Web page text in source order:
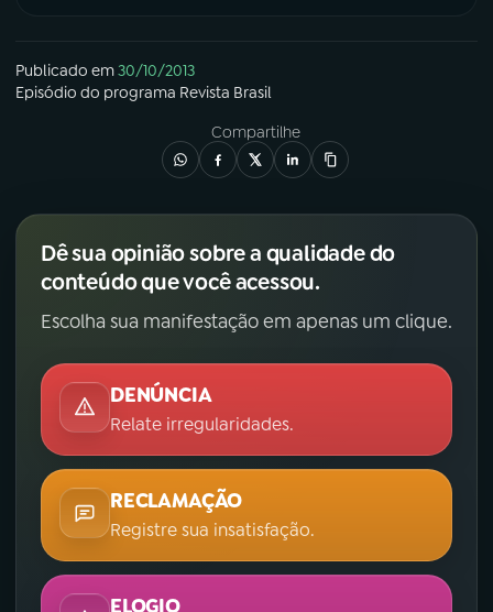
Publicado em30/10/2013
Episódio do programa Revista Brasil
Compartilhe
Dê sua opinião sobre a qualidade do
conteúdo que você acessou.
Escolha sua manifestação em apenas um clique.
DENÚNCIA
Relate irregularidades.
RECLAMAÇÃO
Registre sua insatisfação.
ELOGIO